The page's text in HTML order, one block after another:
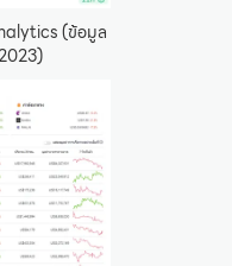
(ข้อมูล